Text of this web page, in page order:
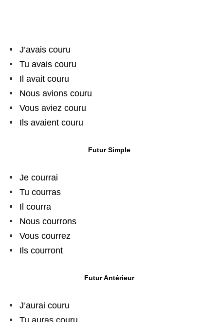
J’avais couru
Tu avais couru
Il avait couru
Nous avions couru
Vous aviez couru
Ils avaient couru
Futur Simple
Je courrai
Tu courras
Il courra
Nous courrons
Vous courrez
Ils courront
Futur Antérieur
J’aurai couru
Tu auras couru